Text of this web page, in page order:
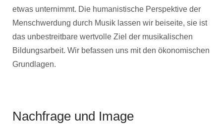
etwas unternimmt. Die humanistische Perspektive der
Menschwerdung durch Musik lassen wir beiseite, sie ist
das unbestreitbare wertvolle Ziel der musikalischen
Bildungsarbeit. Wir befassen uns mit den ökonomischen
Grundlagen.
Nachfrage und Image